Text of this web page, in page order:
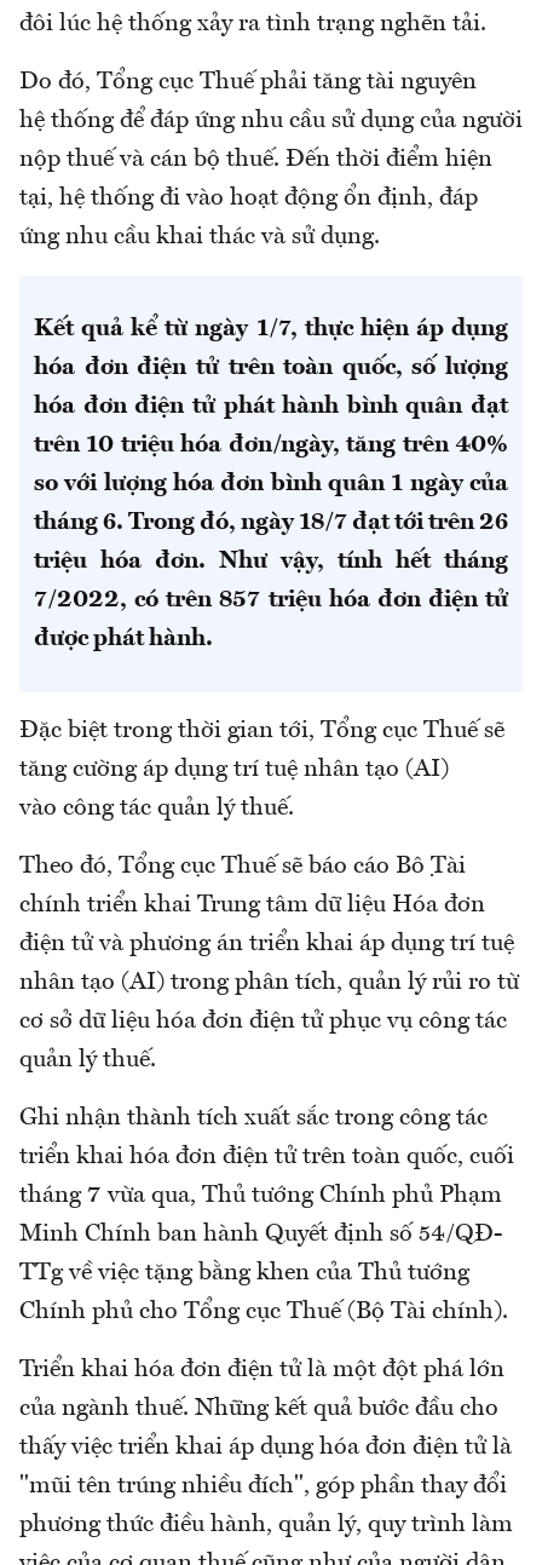
đôi lúc hệ thống xảy ra tình trạng nghẽn tải.
Do đó, Tổng cục Thuế phải tăng tài nguyên
hệ thống để đáp ứng nhu cầu sử dụng của người
nộp thuế và cán bộ thuế. Đến thời điểm hiện
tại, hệ thống đi vào hoạt động ổn định, đáp
ứng nhu cầu khai thác và sử dụng.
Kết quả kể từ ngày 1/7, thực hiện áp dụng
hóa đơn điện tử trên toàn quốc, số lượng
hóa đơn điện tử phát hành bình quân đạt
trên 10 triệu hóa đơn/ngày, tăng trên 40%
so với lượng hóa đơn bình quân 1 ngày của
tháng 6. Trong đó, ngày 18/7 đạt tới trên 26
triệu hóa đơn. Như vậy, tính hết tháng
7/2022, có trên 857 triệu hóa đơn điện tử
được phát hành.
Đặc biệt trong thời gian tới, Tổng cục Thuế sẽ
tăng cường áp dụng trí tuệ nhân tạo (AI)
vào công tác quản lý thuế.
Theo đó, Tổng cục Thuế sẽ báo cáo Bộ Tài
chính triển khai Trung tâm dữ liệu Hóa đơn
điện tử và phương án triển khai áp dụng trí tuệ
nhân tạo (AI) trong phân tích, quản lý rủi ro từ
cơ sở dữ liệu hóa đơn điện tử phục vụ công tác
quản lý thuế.
Ghi nhận thành tích xuất sắc trong công tác
triển khai hóa đơn điện tử trên toàn quốc, cuối
tháng 7 vừa qua, Thủ tướng Chính phủ Phạm
Minh Chính ban hành Quyết định số 54/QĐ-
TTg về việc tặng bằng khen của Thủ tướng
Chính phủ cho Tổng cục Thuế (Bộ Tài chính).
Triển khai hóa đơn điện tử là một đột phá lớn
của ngành thuế. Những kết quả bước đầu cho
thấy việc triển khai áp dụng hóa đơn điện tử là
"mũi tên trúng nhiều đích", góp phần thay đổi
phương thức điều hành, quản lý, quy trình làm